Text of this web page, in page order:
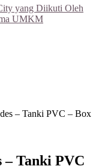
yang Diikuti Oleh
UMKM
– Tanki PVC – Box
– Tanki PVC